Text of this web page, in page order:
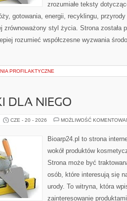
zrozumiałe teksty
gotowania, energii, recyklingu,
zrównoważony styl życia. Strona została
rozumieć współczesne wyzwania
PROFILAKTYCZNE
DLA NIEGO
CZE - 20 - 2026 MOŻLIWOŚĆ
Bioarp24.pl to strona
wokół produktów
Strona może być
osób, które interesują się
urody. To witryna, która
zainteresowanie